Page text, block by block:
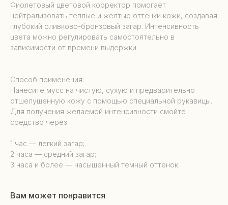
Фиолетовый цветовой корректор помогает
нейтрализовать теплые и желтые оттенки кожи, создавая
глубокий оливково-бронзовый загар. Интенсивность
цвета можно регулировать самостоятельно в
зависимости от времени выдержки.
Способ применения:
Нанесите мусс на чистую, сухую и предварительно
отшелушенную кожу с помощью специальной рукавицы.
Для получения желаемой интенсивности смойте
средство через:
1 час — легкий загар;
2 часа — средний загар;
3 часа и более — насыщенный темный оттенок.
Вам может понравится